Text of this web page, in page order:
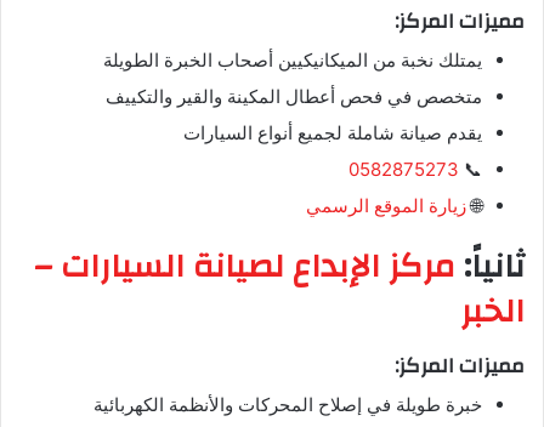
مميزات المركز:
يمتلك نخبة من الميكانيكيين أصحاب الخبرة الطويلة
متخصص في فحص أعطال المكينة والقير والتكييف
يقدم صيانة شاملة لجميع أنواع السيارات
📞
0582875273
🌐زيارة الموقع الرسمي
ثانياً:مركز الإبداع لصيانة السيارات –
الخبر
مميزات المركز:
خبرة طويلة في إصلاح المحركات والأنظمة الكهربائية